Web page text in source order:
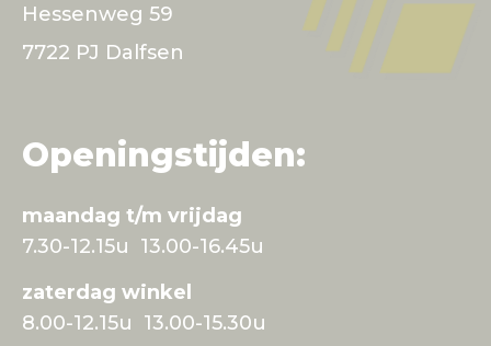
Hessenweg 59
7722 PJ Dalfsen
Openingstijden:
maandag t/m vrijdag
7.30-12.15u 13.00-16.45u
zaterdag winkel
8.00-12.15u 13.00-15.30u